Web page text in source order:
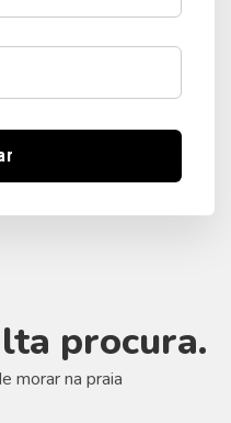
procura.
morar na praia